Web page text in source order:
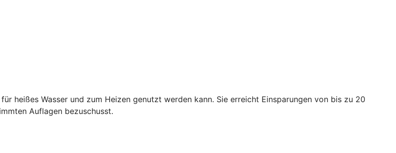
heißes Wasser und zum Heizen genutzt werden kann. Sie erreicht Einsparungen von bis zu 20
Auflagen bezuschusst.